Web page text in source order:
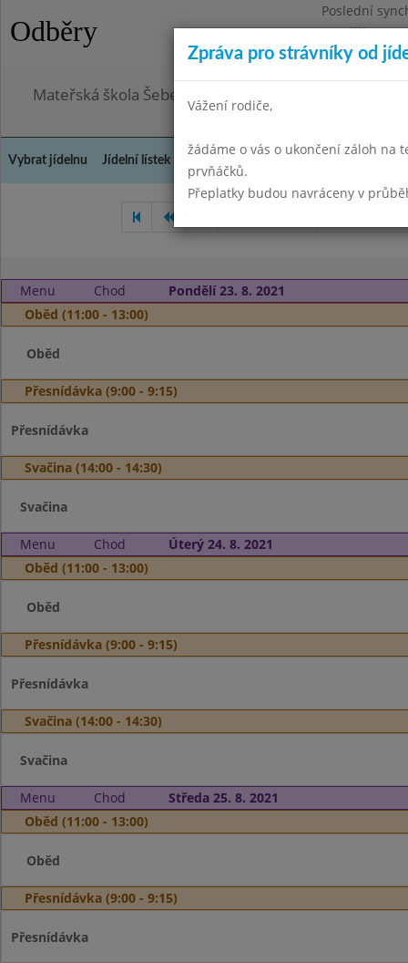
Odběry
Poslední
Pondělí
Omezení
Mateřská škola Šebetov, příspěvková organizace
Vybrat jídelnu Jídelní lístek
Menu Chod
Pondělí 23. 8. 2021
Oběd (11:00 - 13:00)
Oběd
Přesnídávka (9:00 - 9:15)
Přesnídávka
Svačina (14:00 - 14:30)
Svačina
Menu Chod
Úterý 24. 8. 2021
Oběd (11:00 - 13:00)
Oběd
Přesnídávka (9:00 - 9:15)
Přesnídávka
Svačina (14:00 - 14:30)
Svačina
Menu Chod
Středa 25. 8. 2021
Oběd (11:00 - 13:00)
Oběd
Přesnídávka (9:00 - 9:15)
Přesnídávka
Zpráva pro strávníky od
Vážení rodiče,
žádáme o vás o ukončení záloh na
prvňáčků.
Přeplatky budou navráceny v